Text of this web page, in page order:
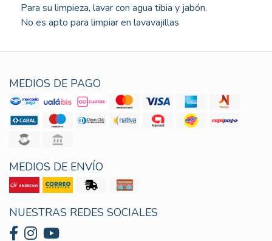
Para su limpieza, lavar con agua tibia y jabón.
No es apto para limpiar en lavavajillas
MEDIOS DE PAGO
MEDIOS DE ENVÍO
NUESTRAS REDES SOCIALES